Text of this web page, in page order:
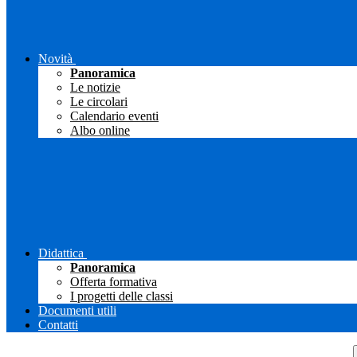
Novità
Panoramica
Le notizie
Le circolari
Calendario eventi
Albo online
Didattica
Panoramica
Offerta formativa
I progetti delle classi
Documenti utili
Contatti